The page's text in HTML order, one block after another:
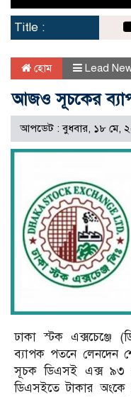
Title :
হোম Lead
আজও সূচকের
আপডেট : বুধবার, ১৮ মে,
ঢাকা স্টক
ব্যাপক পতনে লেনদেন
সূচক ডিএসই এক্স ৯৩
ডিএসইতে টাকার অংকে